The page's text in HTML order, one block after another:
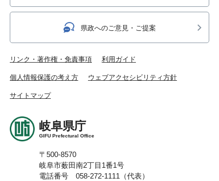
県政へのご意見・ご提案
リンク・著作権・免責事項 利用ガイド
個人情報保護の考え方 ウェブアクセシビリティ方針
サイトマップ
岐阜県庁
GIFU Prefectural Office
〒500-8570
岐阜市薮田南2丁目1番1号
電話番号 058-272-1111（代表）